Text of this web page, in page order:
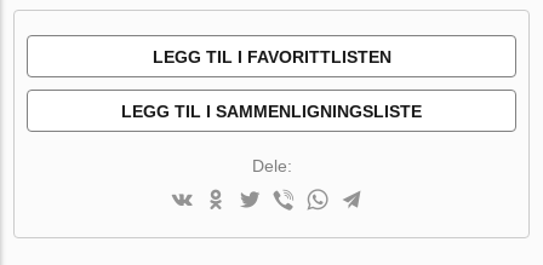
LEGG TIL I FAVORITTLISTEN
LEGG TIL I SAMMENLIGNINGSLISTE
Dele: